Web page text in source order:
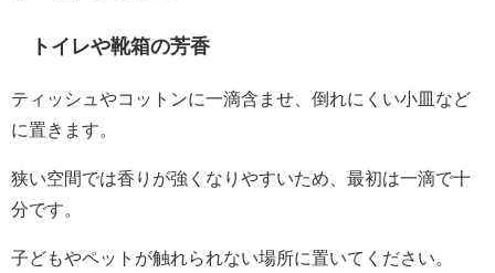
トイレや靴箱の芳香
ティッシュやコットンに一滴含ませ、倒れにくい小皿など
に置きます。
狭い空間では香りが強くなりやすいため、最初は一滴で十
分です。
子どもやペットが触れられない場所に置いてください。